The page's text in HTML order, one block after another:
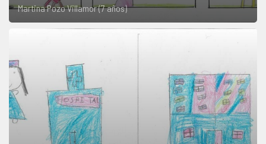
Martina Pozo Villamor (7 años)